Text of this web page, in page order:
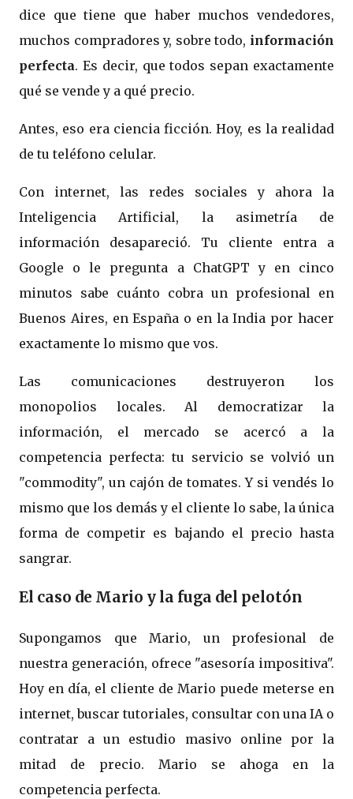
dice que tiene que haber muchos vendedores,
muchos compradores y, sobre todo, información
perfecta. Es decir, que todos sepan exactamente
qué se vende y a qué precio.
Antes, eso era ciencia ficción. Hoy, es la realidad
de tu teléfono celular.
Con internet, las redes sociales y ahora la
Inteligencia Artificial, la asimetría de
información desapareció. Tu cliente entra a
Google o le pregunta a ChatGPT y en cinco
minutos sabe cuánto cobra un profesional en
Buenos Aires, en España o en la India por hacer
exactamente lo mismo que vos.
Las comunicaciones destruyeron los
monopolios locales. Al democratizar la
información, el mercado se acercó a la
competencia perfecta: tu servicio se volvió un
"commodity", un cajón de tomates. Y si vendés lo
mismo que los demás y el cliente lo sabe, la única
forma de competir es bajando el precio hasta
sangrar.
El caso de Mario y la fuga del pelotón
Supongamos que Mario, un profesional de
nuestra generación, ofrece "asesoría impositiva".
Hoy en día, el cliente de Mario puede meterse en
internet, buscar tutoriales, consultar con una IA o
contratar a un estudio masivo online por la
mitad de precio. Mario se ahoga en la
competencia perfecta.